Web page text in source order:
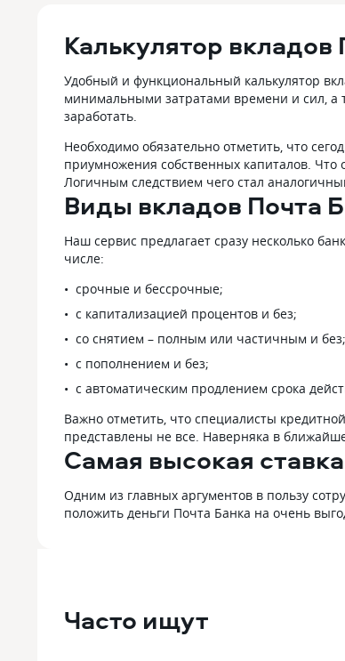
Калькулятор вкладов
Удобный и функциональный калькулятор
минимальными затратами времени и сил, а
заработать.
Необходимо обязательно отметить, что
приумножения собственных капиталов. Что
Логичным следствием чего стал
Виды вкладов Почта
Наш сервис предлагает сразу несколько
числе:
срочные и бессрочные;
с капитализацией процентов и без;
со снятием – полным или частичным и без;
с пополнением и без;
с автоматическим продлением срока
Важно отметить, что специалисты
представлены не все. Наверняка в
Самая высокая
Одним из главных аргументов в пользу
положить деньги Почта Банка на очень
Часто ищут